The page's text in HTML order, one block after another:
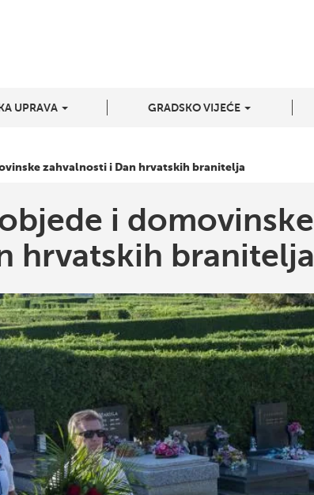
UPRAVA GRADSKO VIJEĆE
zahvalnosti i Dan hrvatskih branitelja
i domovinske
hrvatskih branitelja